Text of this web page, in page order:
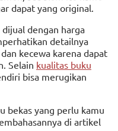
dapat yang original.
dengan harga
detailnya
kecewa karena dapat
Selain kualitas buku
bisa merugikan
bekas yang perlu kamu
di artikel